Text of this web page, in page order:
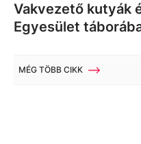
Vakvezető kutyák
Egyesület
MÉG TÖBB CIKK